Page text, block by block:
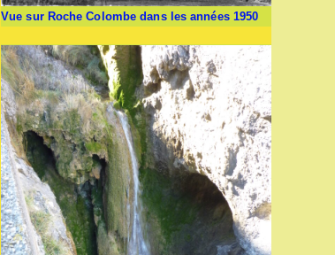
Vue sur Roche Colombe dans les années 1950